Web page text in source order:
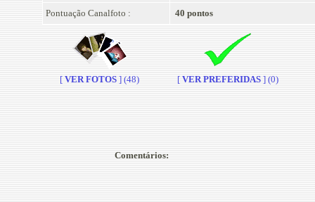
Pontuação Canalfoto :
40 pontos
[ VER FOTOS ] (48) [ VER PREFERIDAS ] (0)
Comentários: